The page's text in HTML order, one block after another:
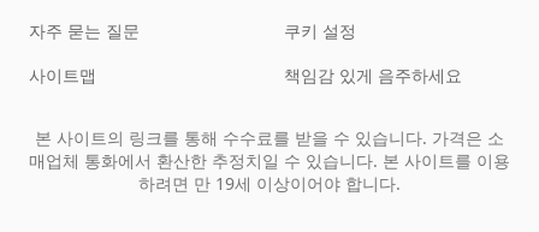
자주 묻는 질문
사이트맵
쿠키 설정
책임감 있게 음주하세요
본 사이트의 링크를 통해 수수료를 받을 수 있습니다. 가격은 소
매업체 통화에서 환산한 추정치일 수 있습니다. 본 사이트를 이용
하려면 만 19세 이상이어야 합니다.